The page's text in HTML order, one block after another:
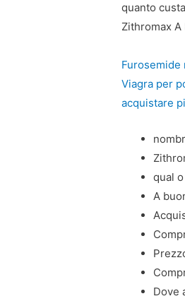
quanto
Zithromax
Viagra per
acquistare
qual
A
Dove